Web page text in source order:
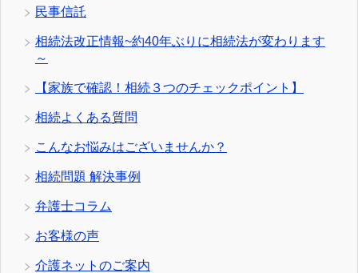
民事信託
相続法改正情報~約40年ぶりに相続法が変わります
～
【家族で確認！相続３つのチェックポイント】
相続よくある質問
こんなお悩みはございませんか？
相続問題 解決事例
弁護士コラム
お客様の声
介護ネットのご案内